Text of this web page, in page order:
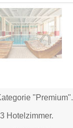
"Premium".
Hotelzimmer.